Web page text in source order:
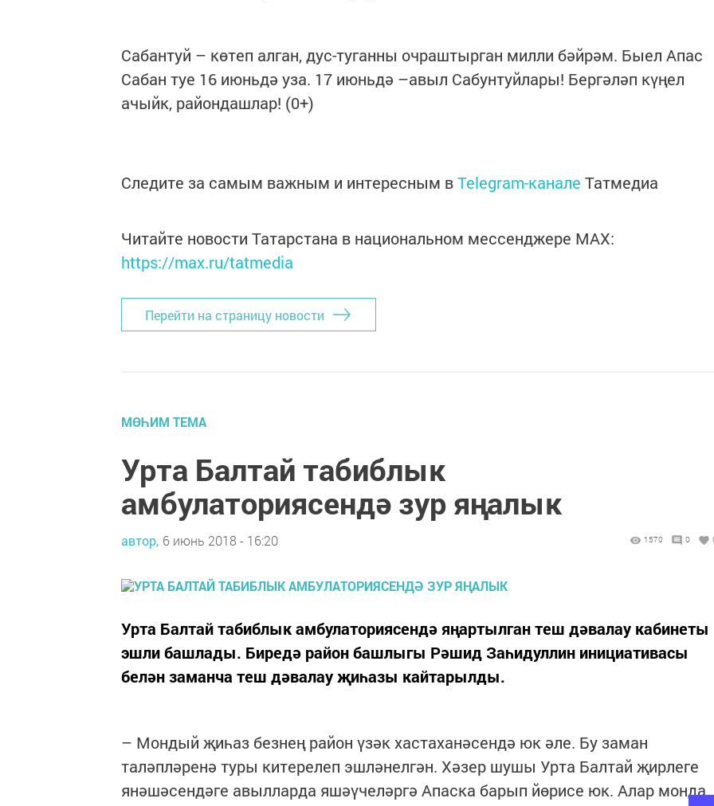
Сабантуй – көтеп алган, дус-туганны очраштырган милли бәйрәм. Быел Апас
Сабан туе 16 июньдә уза. 17 июньдә –авыл Сабунтуйлары! Бергәләп күңел
ачыйк, райондашлар! (0+)
Следите за самым важным и интересным вTelegram-канале Татмедиа
Читайте новости Татарстана в национальном мессенджере MАХ:
https://max.ru/tatmedia
Перейти на страницу новости
МӨҺИМ ТЕМА
Урта Балтай табиблык
амбулаториясендә зур яңалык
автор, 6 июнь 2018 - 16:20 1570 0
Урта Балтай табиблык амбулаториясендә яңартылган теш дәвалау кабинеты
эшли башлады. Биредә район башлыгы Рәшид Заһидуллин инициативасы
белән заманча теш дәвалау җиһазы кайтарылды.
– Мондый җиһаз безнең район үзәк хастаханәсендә юк әле. Бу заман
таләпләренә туры китерелеп эшләнелгән. Хәзер шушы Урта Балтай җирлеге
янәшәсендәге авылларда яшәүчеләргә Апаска барып йөрисе юк. Алар монда